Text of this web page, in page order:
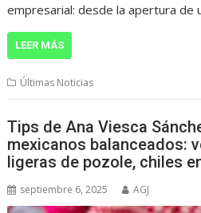
empresarial: desde la apertura de
LEER MÁS
Últimas Noticias
Tips de Ana Viesca
mexicanos balanceados:
ligeras de pozole, chiles
septiembre 6, 2025 AGJ